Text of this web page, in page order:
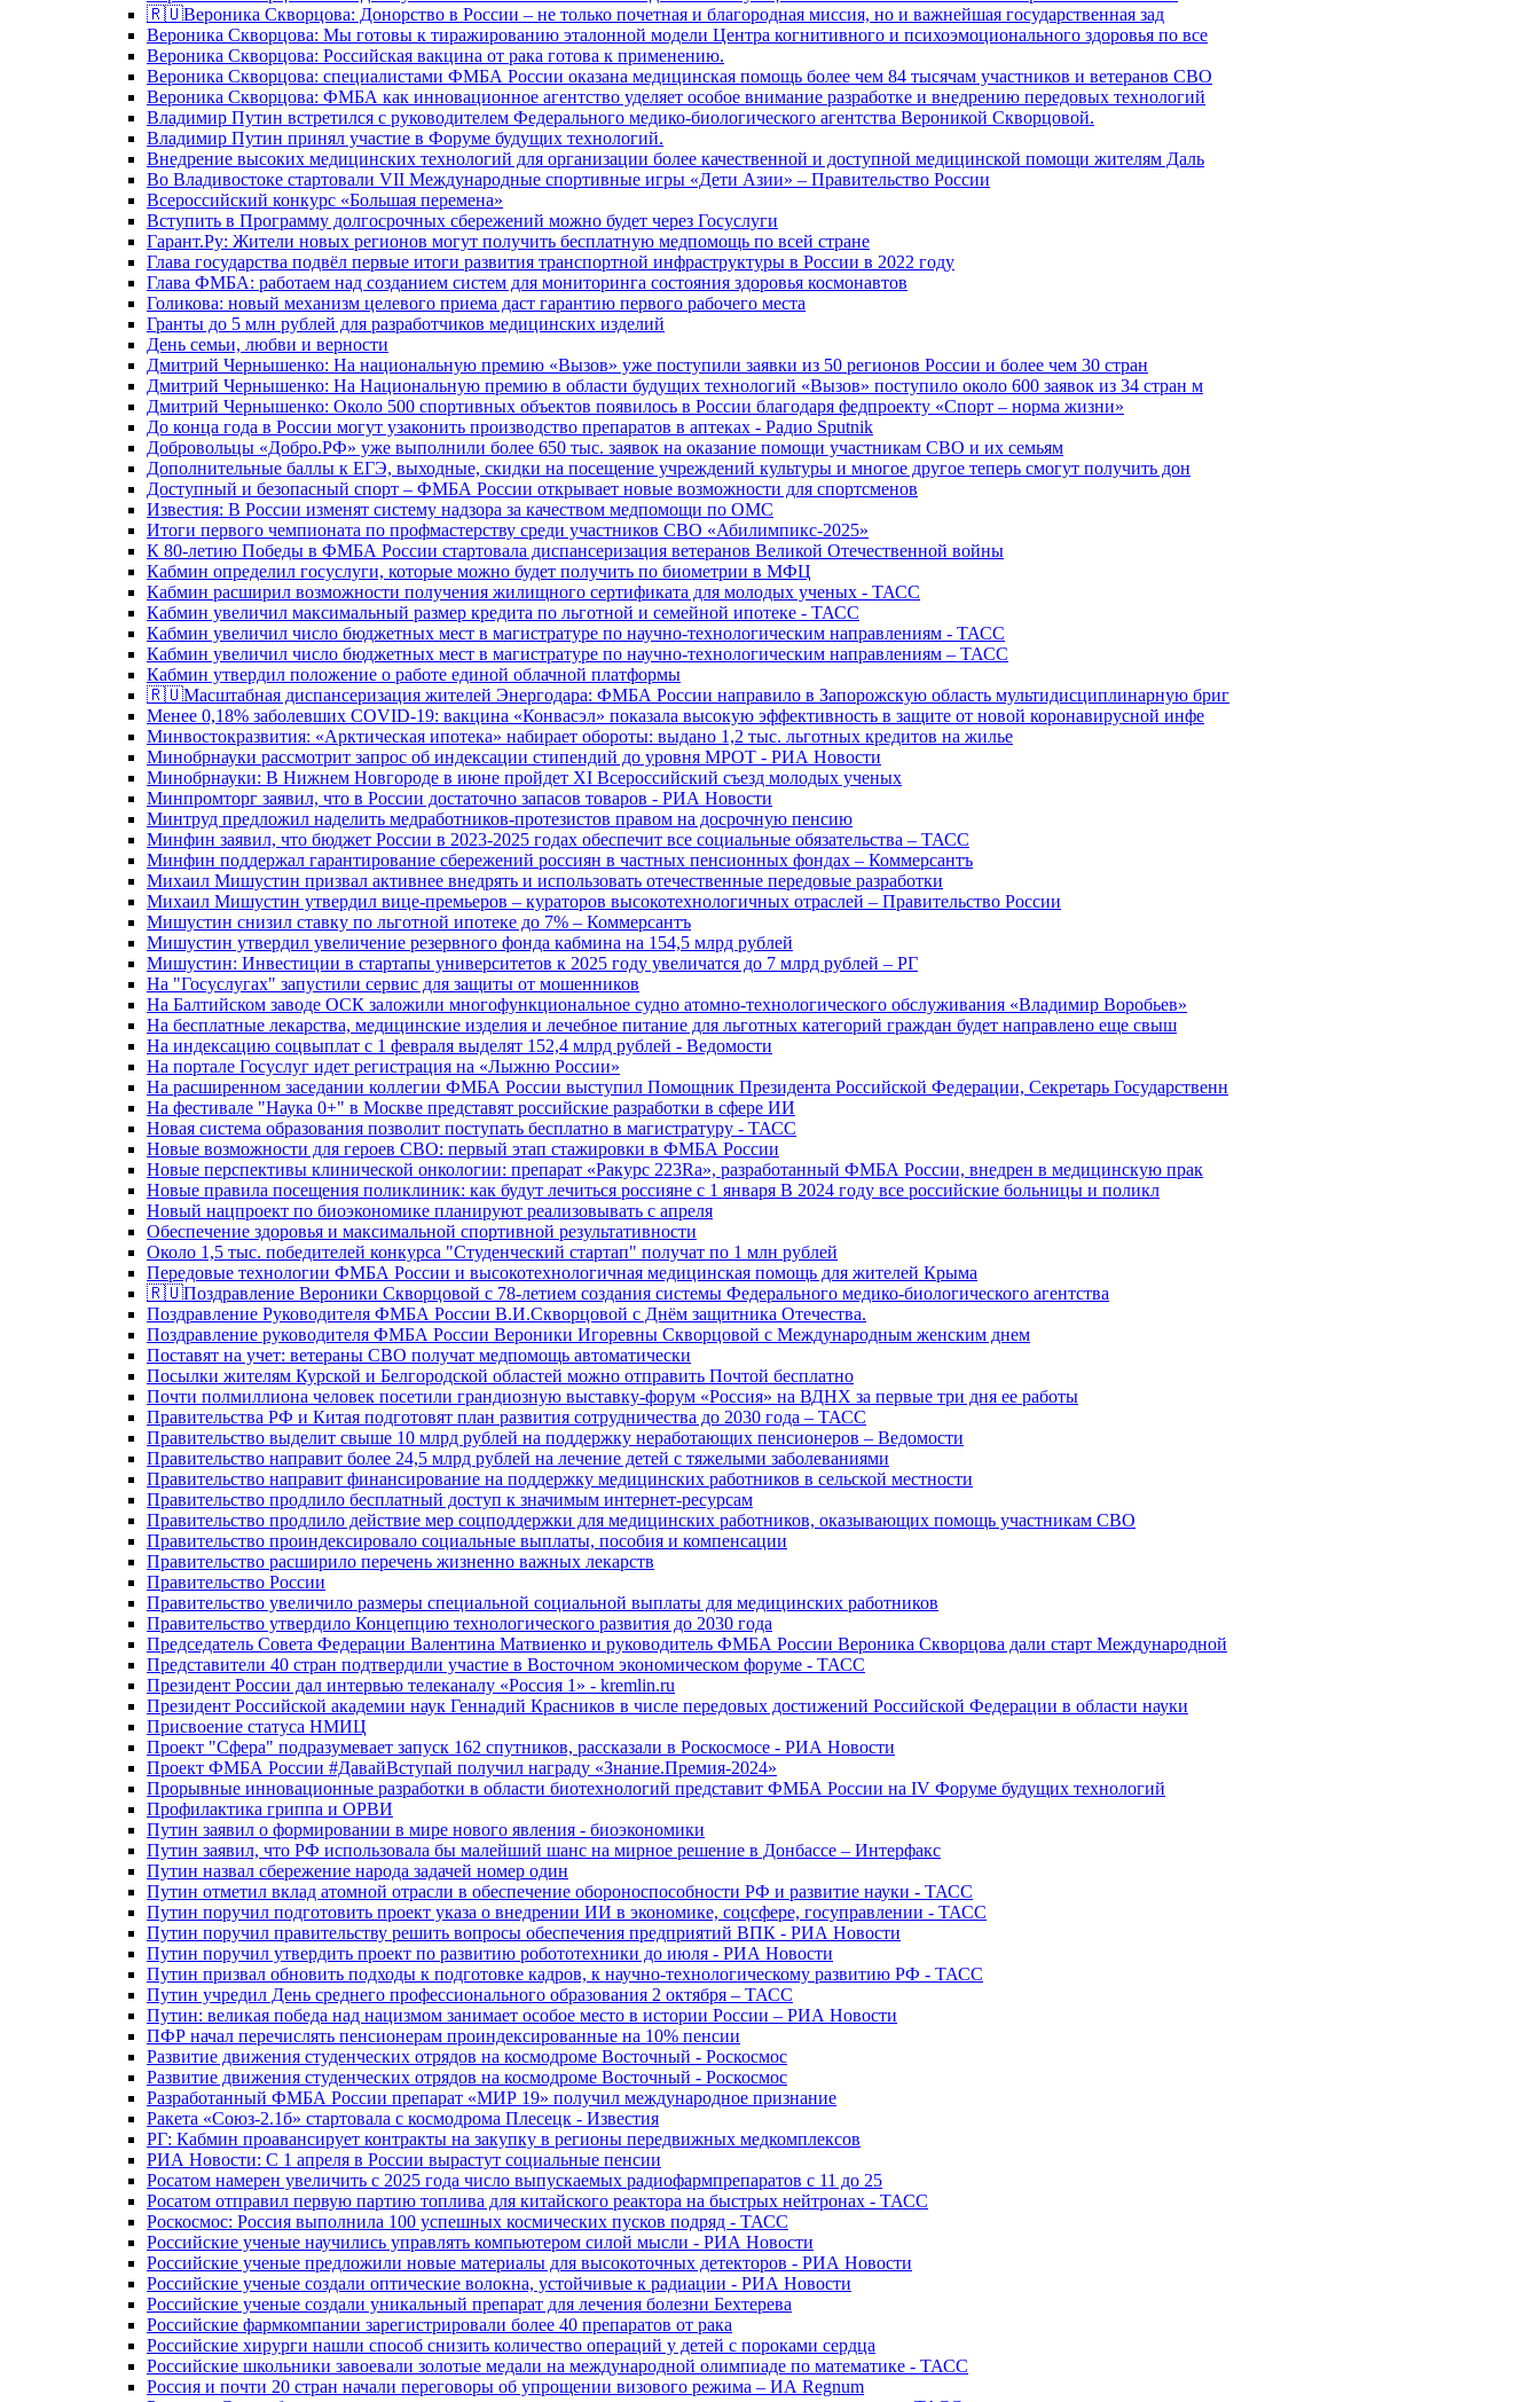
🇷🇺Вероника Скворцова: Донорство в России – не только почетная и благородная миссия, но и важнейшая государственная зад
Вероника Скворцова: Мы готовы к тиражированию эталонной модели Центра когнитивного и психоэмоционального здоровья по все
Вероника Скворцова: Российская вакцина от рака готова к применению.
Вероника Скворцова: специалистами ФМБА России оказана медицинская помощь более чем 84 тысячам участников и ветеранов СВО
Вероника Скворцова: ФМБА как инновационное агентство уделяет особое внимание разработке и внедрению передовых технологий
Владимир Путин встретился с руководителем Федерального медико-биологического агентства Вероникой Скворцовой.
Владимир Путин принял участие в Форуме будущих технологий.
Внедрение высоких медицинских технологий для организации более качественной и доступной медицинской помощи жителям Даль
Во Владивостоке стартовали VII Международные спортивные игры «Дети Азии» – Правительство России
Всероссийский конкурс «Большая перемена»
Вступить в Программу долгосрочных сбережений можно будет через Госуслуги
Гарант.Ру: Жители новых регионов могут получить бесплатную медпомощь по всей стране
Глава государства подвёл первые итоги развития транспортной инфраструктуры в России в 2022 году
Глава ФМБА: работаем над созданием систем для мониторинга состояния здоровья космонавтов
Голикова: новый механизм целевого приема даст гарантию первого рабочего места
Гранты до 5 млн рублей для разработчиков медицинских изделий
День семьи, любви и верности
Дмитрий Чернышенко: На национальную премию «Вызов» уже поступили заявки из 50 регионов России и более чем 30 стран
Дмитрий Чернышенко: На Национальную премию в области будущих технологий «Вызов» поступило около 600 заявок из 34 стран м
Дмитрий Чернышенко: Около 500 спортивных объектов появилось в России благодаря федпроекту «Спорт – норма жизни»
До конца года в России могут узаконить производство препаратов в аптеках - Радио Sputnik
Добровольцы «Добро.РФ» уже выполнили более 650 тыс. заявок на оказание помощи участникам СВО и их семьям
Дополнительные баллы к ЕГЭ, выходные, скидки на посещение учреждений культуры и многое другое теперь смогут получить дон
Доступный и безопасный спорт – ФМБА России открывает новые возможности для спортсменов
Известия: В России изменят систему надзора за качеством медпомощи по ОМС
Итоги первого чемпионата по профмастерству среди участников СВО «Абилимпикс-2025»
К 80-летию Победы в ФМБА России стартовала диспансеризация ветеранов Великой Отечественной войны
Кабмин определил госуслуги, которые можно будет получить по биометрии в МФЦ
Кабмин расширил возможности получения жилищного сертификата для молодых ученых - ТАСС
Кабмин увеличил максимальный размер кредита по льготной и семейной ипотеке - ТАСС
Кабмин увеличил число бюджетных мест в магистратуре по научно-технологическим направлениям - ТАСС
Кабмин увеличил число бюджетных мест в магистратуре по научно-технологическим направлениям – ТАСС
Кабмин утвердил положение о работе единой облачной платформы
🇷🇺Масштабная диспансеризация жителей Энергодара: ФМБА России направило в Запорожскую область мультидисциплинарную бриг
Менее 0,18% заболевших COVID-19: вакцина «Конвасэл» показала высокую эффективность в защите от новой коронавирусной инфе
Минвостокразвития: «Арктическая ипотека» набирает обороты: выдано 1,2 тыс. льготных кредитов на жилье
Минобрнауки рассмотрит запрос об индексации стипендий до уровня МРОТ - РИА Новости
Минобрнауки: В Нижнем Новгороде в июне пройдет XI Всероссийский съезд молодых ученых
Минпромторг заявил, что в России достаточно запасов товаров - РИА Новости
Минтруд предложил наделить медработников-протезистов правом на досрочную пенсию
Минфин заявил, что бюджет России в 2023-2025 годах обеспечит все социальные обязательства – ТАСС
Минфин поддержал гарантирование сбережений россиян в частных пенсионных фондах – Коммерсантъ
Михаил Мишустин призвал активнее внедрять и использовать отечественные передовые разработки
Михаил Мишустин утвердил вице-премьеров – кураторов высокотехнологичных отраслей – Правительство России
Мишустин снизил ставку по льготной ипотеке до 7% – Коммерсантъ
Мишустин утвердил увеличение резервного фонда кабмина на 154,5 млрд рублей
Мишустин: Инвестиции в стартапы университетов к 2025 году увеличатся до 7 млрд рублей – РГ
На "Госуслугах" запустили сервис для защиты от мошенников
На Балтийском заводе ОСК заложили многофункциональное судно атомно-технологического обслуживания «Владимир Воробьев»
На бесплатные лекарства, медицинские изделия и лечебное питание для льготных категорий граждан будет направлено еще свыш
На индексацию соцвыплат с 1 февраля выделят 152,4 млрд рублей - Ведомости
На портале Госуслуг идет регистрация на «Лыжню России»
На расширенном заседании коллегии ФМБА России выступил Помощник Президента Российской Федерации, Секретарь Государственн
На фестивале "Наука 0+" в Москве представят российские разработки в сфере ИИ
Новая система образования позволит поступать бесплатно в магистратуру - ТАСС
Новые возможности для героев СВО: первый этап стажировки в ФМБА России
Новые перспективы клинической онкологии: препарат «Ракурс 223Ra», разработанный ФМБА России, внедрен в медицинскую прак
Новые правила посещения поликлиник: как будут лечиться россияне с 1 января В 2024 году все российские больницы и поликл
Новый нацпроект по биоэкономике планируют реализовывать с апреля
Обеспечение здоровья и максимальной спортивной результативности
Около 1,5 тыс. победителей конкурса "Студенческий стартап" получат по 1 млн рублей
Передовые технологии ФМБА России и высокотехнологичная медицинская помощь для жителей Крыма
🇷🇺Поздравление Вероники Скворцовой с 78-летием создания системы Федерального медико-биологического агентства
Поздравление Руководителя ФМБА России В.И.Скворцовой с Днём защитника Отечества.
Поздравление руководителя ФМБА России Вероники Игоревны Скворцовой с Международным женским днем
Поставят на учет: ветераны СВО получат медпомощь автоматически
Посылки жителям Курской и Белгородской областей можно отправить Почтой бесплатно
Почти полмиллиона человек посетили грандиозную выставку-форум «Россия» на ВДНХ за первые три дня ее работы
Правительства РФ и Китая подготовят план развития сотрудничества до 2030 года – ТАСС
Правительство выделит свыше 10 млрд рублей на поддержку неработающих пенсионеров – Ведомости
Правительство направит более 24,5 млрд рублей на лечение детей с тяжелыми заболеваниями
Правительство направит финансирование на поддержку медицинских работников в сельской местности
Правительство продлило бесплатный доступ к значимым интернет-ресурсам
Правительство продлило действие мер соцподдержки для медицинских работников, оказывающих помощь участникам СВО
Правительство проиндексировало социальные выплаты, пособия и компенсации
Правительство расширило перечень жизненно важных лекарств
Правительство России
Правительство увеличило размеры специальной социальной выплаты для медицинских работников
Правительство утвердило Концепцию технологического развития до 2030 года
Председатель Совета Федерации Валентина Матвиенко и руководитель ФМБА России Вероника Скворцова дали старт Международной
Представители 40 стран подтвердили участие в Восточном экономическом форуме - ТАСС
Президент России дал интервью телеканалу «Россия 1» - kremlin.ru
Президент Российской академии наук Геннадий Красников в числе передовых достижений Российской Федерации в области науки
Присвоение статуса НМИЦ
Проект "Сфера" подразумевает запуск 162 спутников, рассказали в Роскосмосе - РИА Новости
Проект ФМБА России #ДавайВступай получил награду «Знание.Премия-2024»
Прорывные инновационные разработки в области биотехнологий представит ФМБА России на IV Форуме будущих технологий
Профилактика гриппа и ОРВИ
Путин заявил о формировании в мире нового явления - биоэкономики
Путин заявил, что РФ использовала бы малейший шанс на мирное решение в Донбассе – Интерфакс
Путин назвал сбережение народа задачей номер один
Путин отметил вклад атомной отрасли в обеспечение обороноспособности РФ и развитие науки - ТАСС
Путин поручил подготовить проект указа о внедрении ИИ в экономике, соцсфере, госуправлении - ТАСС
Путин поручил правительству решить вопросы обеспечения предприятий ВПК - РИА Новости
Путин поручил утвердить проект по развитию робототехники до июля - РИА Новости
Путин призвал обновить подходы к подготовке кадров, к научно-технологическому развитию РФ - ТАСС
Путин учредил День среднего профессионального образования 2 октября – ТАСС
Путин: великая победа над нацизмом занимает особое место в истории России – РИА Новости
ПФР начал перечислять пенсионерам проиндексированные на 10% пенсии
Развитие движения студенческих отрядов на космодроме Восточный - Роскосмос
Развитие движения студенческих отрядов на космодроме Восточный - Роскосмос
Разработанный ФМБА России препарат «МИР 19» получил международное признание
Ракета «Союз-2.1б» стартовала с космодрома Плесецк - Известия
РГ: Кабмин проавансирует контракты на закупку в регионы передвижных медкомплексов
РИА Новости: С 1 апреля в России вырастут социальные пенсии
Росатом намерен увеличить с 2025 года число выпускаемых радиофармпрепаратов с 11 до 25
Росатом отправил первую партию топлива для китайского реактора на быстрых нейтронах - ТАСС
Роскосмос: Россия выполнила 100 успешных космических пусков подряд - ТАСС
Российские ученые научились управлять компьютером силой мысли - РИА Новости
Российские ученые предложили новые материалы для высокоточных детекторов - РИА Новости
Российские ученые создали оптические волокна, устойчивые к радиации - РИА Новости
Российские ученые создали уникальный препарат для лечения болезни Бехтерева
Российские фармкомпании зарегистрировали более 40 препаратов от рака
Российские хирурги нашли способ снизить количество операций у детей с пороками сердца
Российские школьники завоевали золотые медали на международной олимпиаде по математике - ТАСС
Россия и почти 20 стран начали переговоры об упрощении визового режима – ИА Regnum